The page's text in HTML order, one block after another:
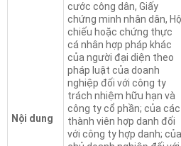
Nội dung
cước công dân, Giấy
chứng minh nhân dân, Hộ
chiếu hoặc chứng thực
cá nhân hợp pháp khác
của người đại diện theo
pháp luật của doanh
nghiệp đối với công ty
trách nhiệm hữu hạn và
công ty cổ phần; của các
thành viên hợp danh đối
với công ty hợp danh; của